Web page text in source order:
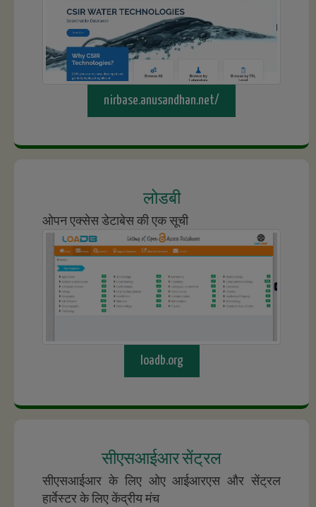
nirbase.anusandhan.net/
लोडबी
ओपन एक्सेस डेटाबेस की एक सूची
loadb.org
सीएसआईआर सेंट्रल
सीएसआईआर के लिए ओए आईआरएस और सेंट्रल
हार्वेस्टर के लिए केंद्रीय मंच